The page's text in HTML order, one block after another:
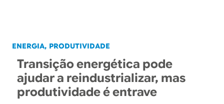
g
á
r
ENERGIA PRODUTIVIDADE
Transição energética pode
ajudar a reindustrializar, mas
produtividade é entrave